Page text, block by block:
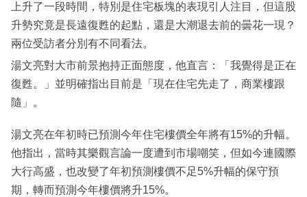
上升了一段時間，特別是住宅板塊的表現引人注目，但這股
升勢究竟是長遠復甦的起點，還是大潮退去前的曇花一現？
兩位受訪者分別有不同看法。
湯文亮對大市前景抱持正面態度，他直言：「我覺得是正在
復甦。」並明確指出目前是「現在住宅先走了，商業樓跟
隨」。
湯文亮在年初時已預測今年住宅樓價全年將有15%的升幅。
他指出，當時其樂觀言論一度遭到市場嘲笑，但如今連國際
大行高盛，也改變了年初預測樓價不足5%升幅的保守預
期，轉而預測今年樓價將升15%。